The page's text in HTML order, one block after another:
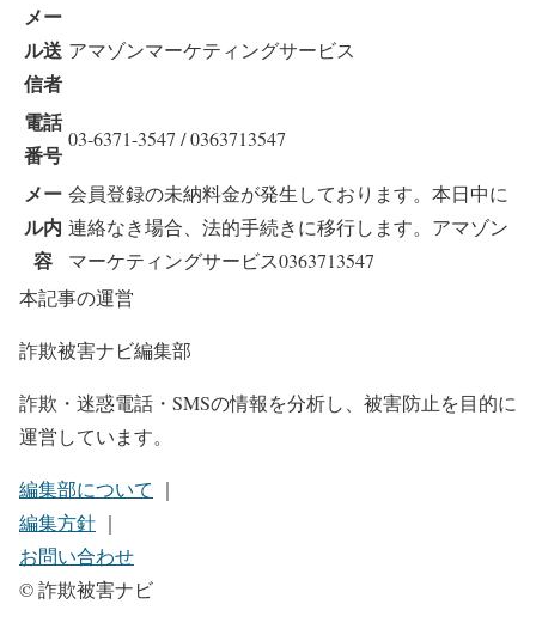
メー
ル送
信者
アマゾンマーケティングサービス
電話
番号
03-6371-3547 / 0363713547
メー
ル内
容
会員登録の未納料金が発生しております。本日中に
連絡なき場合、法的手続きに移行します。アマゾン
マーケティングサービス0363713547
本記事の運営
詐欺被害ナビ編集部
詐欺・迷惑電話・SMSの情報を分析し、被害防止を目的に
運営しています。
編集部について ｜
編集方針 ｜
お問い合わせ
© 詐欺被害ナビ